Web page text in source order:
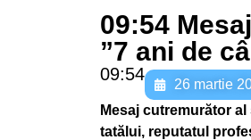
09:54
”7 ani de
09:54
26 martie
Mesaj cutremurător
tatălui, reputatul